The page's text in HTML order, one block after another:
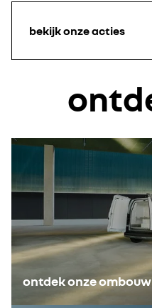
bekijk onze acties
ontdek onze